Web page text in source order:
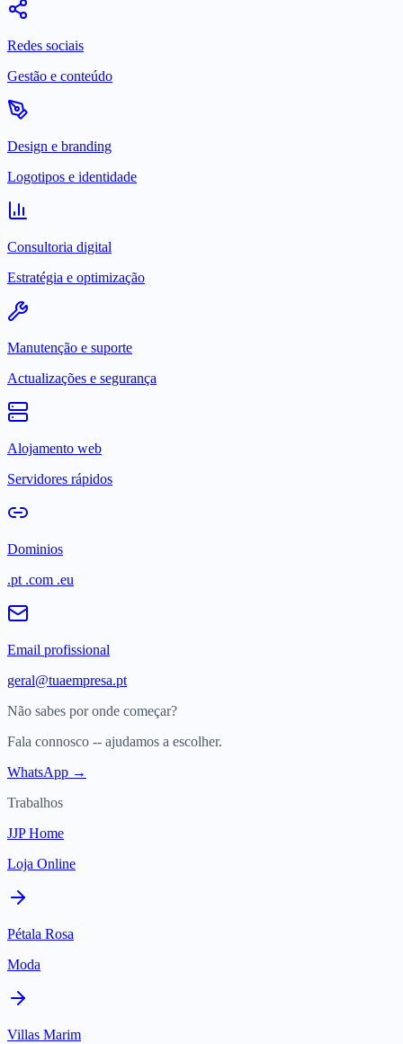
Redes sociais
Gestão e conteúdo
Design e branding
Logotipos e identidade
Consultoria digital
Estratégia e optimização
Manutenção e suporte
Actualizações e segurança
Alojamento web
Servidores rápidos
Dominios
.pt .com .eu
Email profissional
geral@tuaempresa.pt
Não sabes por onde começar?
Fala connosco -- ajudamos a escolher.
WhatsApp →
Trabalhos
JJP Home
Loja Online
Pétala Rosa
Moda
Villas Marim